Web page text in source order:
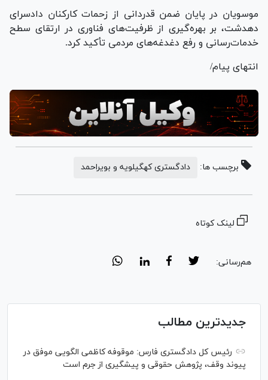
موسویان در پایان ضمن قدردانی از زحمات کارکنان دادسرای
دهدشت، بر بهره‌گیری از ظرفیت‌های فناوری در ارتقای سطح
خدمات‌رسانی و رفع دغدغه‌های مردمی تأکید کرد.
انتهای پیام/
برچسب ها: دادگستری کهگیلویه و بویراحمد
لینک کوتاه
هم‌رسانی:
جدیدترین مطالب
رئیس کل دادگستری فارس: موقوفه کاظمی الگویی موفق در
پیوند وقف، پژوهش حقوقی و پیشگیری از جرم است